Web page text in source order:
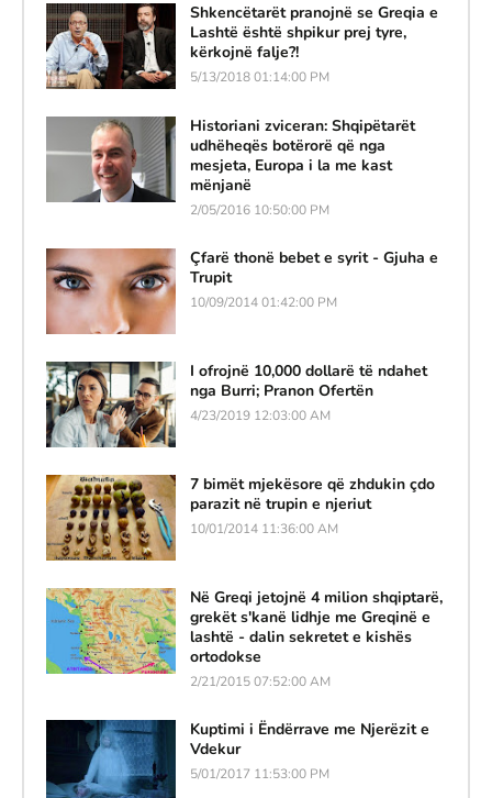
Shkencëtarët pranojnë se Greqia e
Lashtë është shpikur prej tyre,
kërkojnë falje?!
5/13/2018 01:14:00 PM
Historiani zviceran: Shqipëtarët
udhëheqës botërorë që nga
mesjeta, Europa i la me kast
mënjanë
2/05/2016 10:50:00 PM
Çfarë thonë bebet e syrit - Gjuha e
Trupit
10/09/2014 01:42:00 PM
I ofrojnë 10,000 dollarë të ndahet
nga Burri; Pranon Ofertën
4/23/2019 12:03:00 AM
7 bimët mjekësore që zhdukin çdo
parazit në trupin e njeriut
10/01/2014 11:36:00 AM
Në Greqi jetojnë 4 milion shqiptarë,
grekët s'kanë lidhje me Greqinë e
lashtë - dalin sekretet e kishës
ortodokse
2/21/2015 07:52:00 AM
Kuptimi i Ëndërrave me Njerëzit e
Vdekur
5/01/2017 11:53:00 PM